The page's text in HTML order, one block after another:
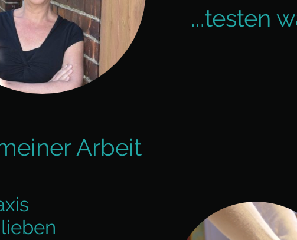
...testen
Arbeit